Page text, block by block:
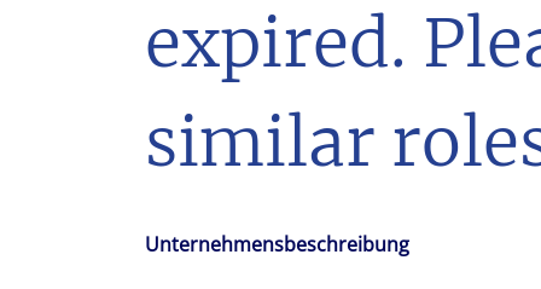
expired.
similar
Unternehmensbeschreibung